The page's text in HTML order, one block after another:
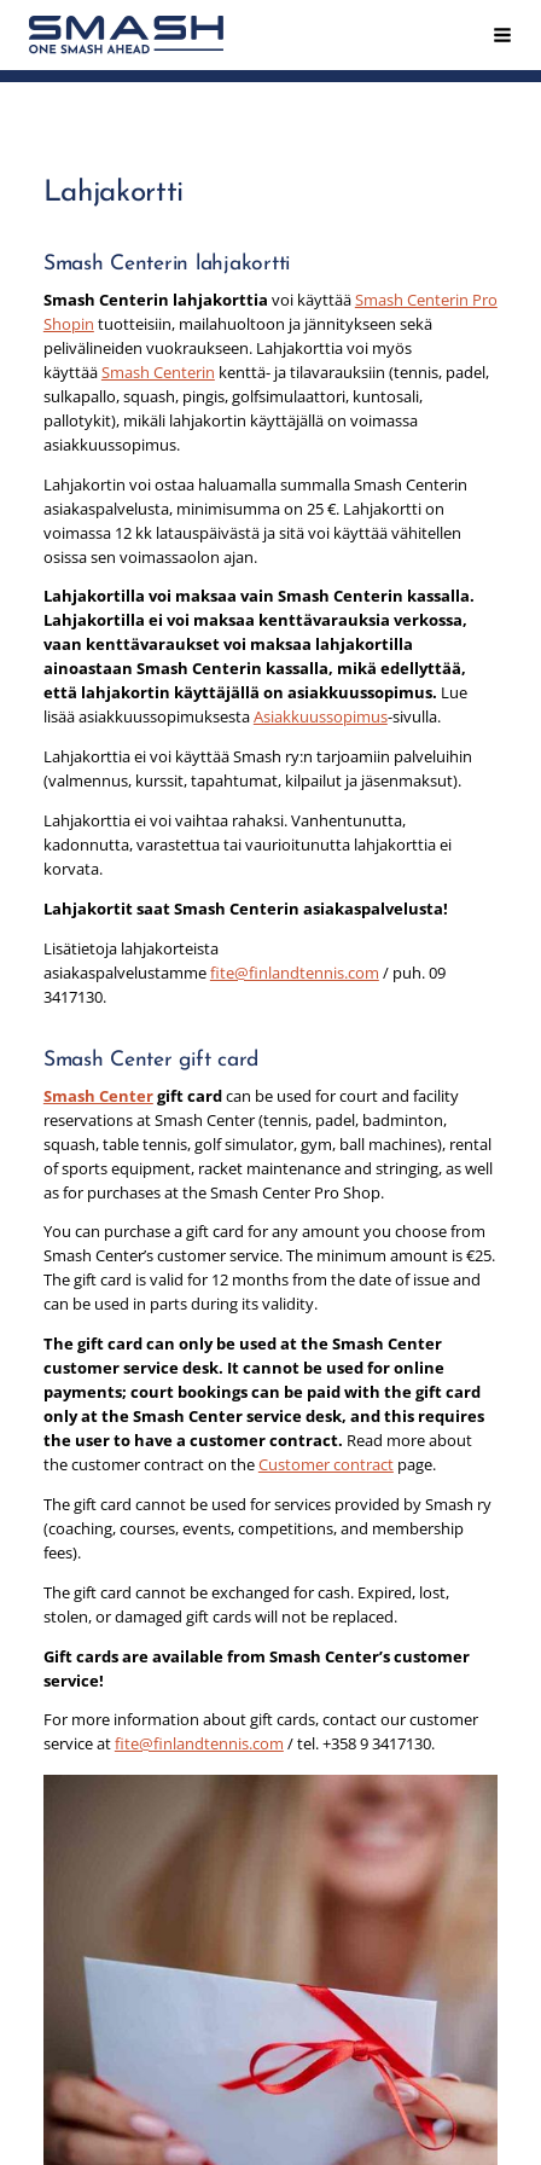
Siirry
sivun
sisältöön
Smash ry - Suomen suurin mailapeliseura
Lahjakortti
Smash Centerin lahjakortti
Smash Centerin lahjakorttia voi käyttääSmash Centerin Pro
Shopin tuotteisiin, mailahuoltoon ja jännitykseen sekä
pelivälineiden vuokraukseen. Lahjakorttia voi myös
käyttääSmash Centerin kenttä- ja tilavarauksiin (tennis, padel,
sulkapallo, squash, pingis, golfsimulaattori, kuntosali,
pallotykit), mikäli lahjakortin käyttäjällä on voimassa
asiakkuussopimus.
Lahjakortin voi ostaa haluamalla summalla Smash Centerin
asiakaspalvelusta, minimisumma on 25 €. Lahjakortti on
voimassa 12 kk latauspäivästä ja sitä voi käyttää vähitellen
osissa sen voimassaolon ajan.
Lahjakortilla voi maksaa vain Smash Centerin kassalla.
Lahjakortilla ei voi maksaa kenttävarauksia verkossa,
vaan kenttävaraukset voi maksaa lahjakortilla
ainoastaan Smash Centerin kassalla, mikä edellyttää,
että lahjakortin käyttäjällä on asiakkuussopimus. Lue
lisää asiakkuussopimuksestaAsiakkuussopimus-sivulla.
Lahjakorttia ei voi käyttää Smash ry:n tarjoamiin palveluihin
(valmennus, kurssit, tapahtumat, kilpailut ja jäsenmaksut).
Lahjakorttia ei voi vaihtaa rahaksi. Vanhentunutta,
kadonnutta, varastettua tai vaurioitunutta lahjakorttia ei
korvata.
Lahjakortit saat Smash Centerin asiakaspalvelusta!
Lisätietoja lahjakorteista
asiakaspalvelustammefite@finlandtennis.com / puh. 09
3417130.
Smash Center gift card
Smash Centergift cardcan be used for court and facility
reservations at Smash Center (tennis, padel, badminton,
squash, table tennis, golf simulator, gym, ball machines), rental
of sports equipment, racket maintenance and stringing, as well
as for purchases at the Smash Center Pro Shop.
You can purchase a gift card for any amount you choose from
Smash Center’s customer service. The minimum amount is €25.
The gift card is valid for 12 months from the date of issue and
can be used in parts during its validity.
The gift card can only be used at the Smash Center
customer service desk. It cannot be used for online
payments; court bookings can be paid with the gift card
only at the Smash Center service desk, and this requires
the user to have a customer contract. Read more about
the customer contract on theCustomer contractpage.
The gift card cannot be used for services provided by Smash ry
(coaching, courses, events, competitions, and membership
fees).
The gift card cannot be exchanged for cash. Expired, lost,
stolen, or damaged gift cards will not be replaced.
Gift cards are available from Smash Center’s customer
service!
For more information about gift cards, contact our customer
service atfite@finlandtennis.com / tel. +358 9 3417130.